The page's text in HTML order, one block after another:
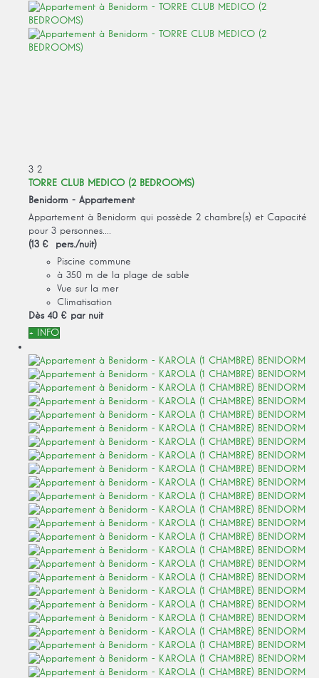
3 2
TORRE CLUB MEDICO (2 BEDROOMS)
Benidorm - Appartement
Appartement à Benidorm qui possède 2 chambre(s) et Capacité
pour 3 personnes....
(13 € pers./nuit)
Piscine commune
à 350 m de la plage de sable
Vue sur la mer
Climatisation
Dès 40 € par nuit
+ INFO